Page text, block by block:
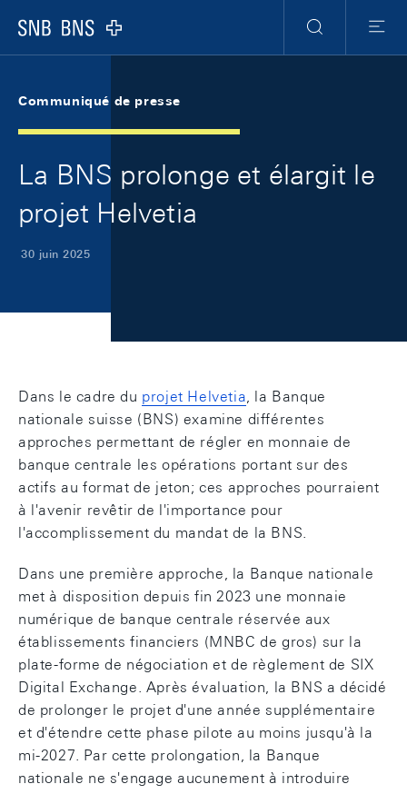
Logo
RechercheMenu
Communiqué de presse
La BNS prolonge et élargit le
projet Helvetia
30 juin 2025
Dans le cadre du projet Helvetia, la Banque
nationale suisse (BNS) examine différentes
approches permettant de régler en monnaie de
banque centrale les opérations portant sur des
actifs au format de jeton; ces approches pourraient
à l'avenir revêtir de l'importance pour
l'accomplissement du mandat de la BNS.
Dans une première approche, la Banque nationale
met à disposition depuis fin 2023 une monnaie
numérique de banque centrale réservée aux
établissements financiers (MNBC de gros) sur la
plate-forme de négociation et de règlement de SIX
Digital Exchange. Après évaluation, la BNS a décidé
de prolonger le projet d'une année supplémentaire
et d'étendre cette phase pilote au moins jusqu'à la
mi-2027. Par cette prolongation, la Banque
nationale ne s'engage aucunement à introduire